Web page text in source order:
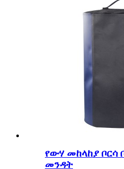
የውሃ መከላከያ ቦርሳ
መንዳት